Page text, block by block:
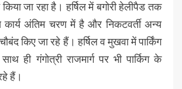
जा रहा है। हर्षिल में बगोरी हेलीपैड तक
कार्य अंतिम चरण में है और निकटवर्ती अन्य
किए जा रहे हैं। हर्षिल व मुखवा में पार्किंग
ही गंगोत्री राजमार्ग पर भी पार्किग के
हैं।